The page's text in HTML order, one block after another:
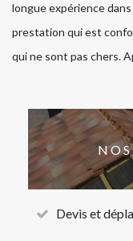
longue expérience
prestation qui est
qui ne sont pas chers.
Devis et